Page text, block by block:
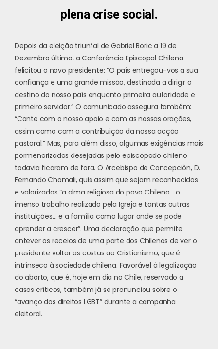
plena crise social.
Depois da eleição triunfal de Gabriel Boric a 19 de
Dezembro último, a Conferência Episcopal Chilena
felicitou o novo presidente: “O país entregou-vos a sua
confiança e uma grande missão, destinada a dirigir o
destino do nosso país enquanto primeira autoridade e
primeiro servidor.” O comunicado assegura também:
“Conte com o nosso apoio e com as nossas orações,
assim como com a contribuição da nossa acção
pastoral.” Mas, para além disso, algumas exigências mais
pormenorizadas desejadas pelo episcopado chileno
todavia ficaram de fora. O Arcebispo de Concepciòn, D.
Fernando Chomali, quis assim que sejam reconhecidos
e valorizados “a alma religiosa do povo Chileno… o
imenso trabalho realizado pela Igreja e tantas outras
instituições… e a família como lugar onde se pode
aprender a crescer”. Uma declaração que permite
antever os receios de uma parte dos Chilenos de ver o
presidente voltar as costas ao Cristianismo, que é
intrínseco à sociedade chilena. Favorável à legalização
do aborto, que é, hoje em dia no Chile, reservado a
casos críticos, também já se pronunciou sobre o
“avanço dos direitos LGBT” durante a campanha
eleitoral.